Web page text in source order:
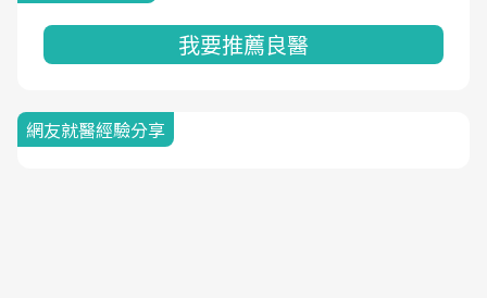
我要推薦良醫
網友就醫經驗分享